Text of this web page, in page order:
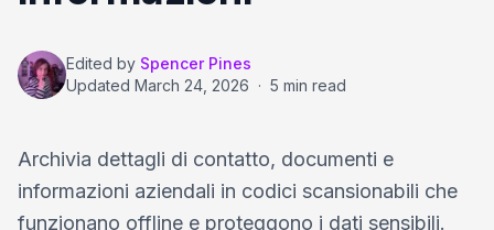
Edited by Spencer Pines
Updated March 24, 2026 · 5 min read
Archivia dettagli di contatto, documenti e
informazioni aziendali in codici scansionabili che
funzionano offline e proteggono i dati sensibili.